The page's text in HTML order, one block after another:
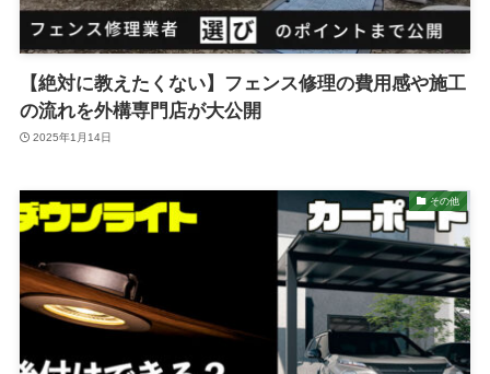
【絶対に教えたくない】フェンス修理の費用感や施工
の流れを外構専門店が大公開
2025年1月14日
その他